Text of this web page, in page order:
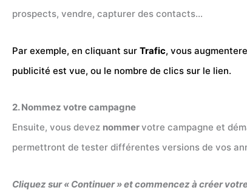
prospects, vendre, capturer des contacts…
Par exemple, en cliquant sur Trafic, vous
publicité est vue, ou le nombre de clics sur le lien.
2. Nommez votre campagne
Ensuite, vous devez nommervotre campagne et
permettront de tester différentes versions de vos
Cliquez sur « Continuer » et commencez à créer